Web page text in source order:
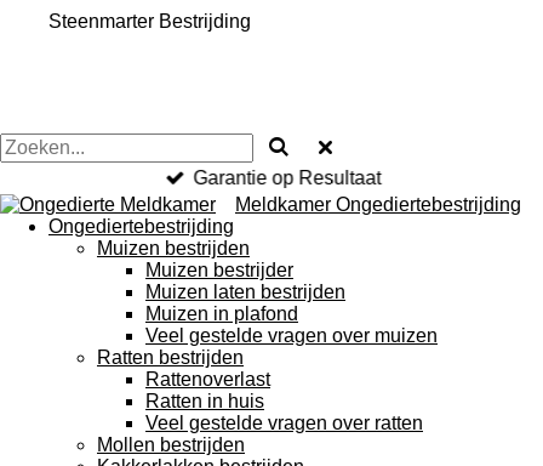
Steenmarter Bestrijding
Garantie op Resultaat
Meldkamer Ongediertebestrijding
Ongediertebestrijding
Muizen bestrijden
Muizen bestrijder
Muizen laten bestrijden
Muizen in plafond
Veel gestelde vragen over muizen
Ratten bestrijden
Rattenoverlast
Ratten in huis
Veel gestelde vragen over ratten
Mollen bestrijden